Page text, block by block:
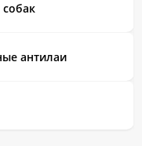
антилаи